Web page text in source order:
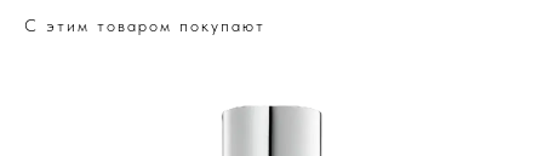
С этим товаром покупают